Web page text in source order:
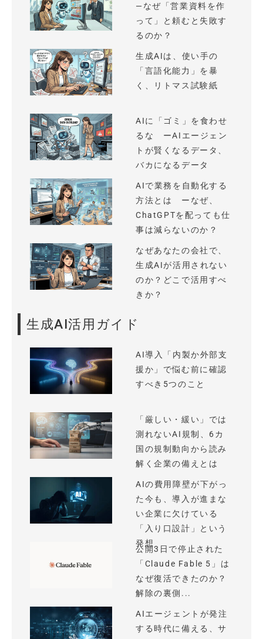
—なぜ「営業資料を作
って」と頼むと失敗す
るのか？
生成AIは、使い手の
「言語化能力」を暴
く、リトマス試験紙
AIに「ゴミ」を食わせ
るな ーAIエージェン
トが賢くなるデータ、
バカになるデータ
AIで業務を自動化する
方法とは ーなぜ、
ChatGPTを配っても仕
事は減らないのか？
なぜあなたの会社で、
生成AIが活用されない
のか？どこで活用すべ
きか？
生成AI活用ガイド
AI導入「内製か外部支
援か」で悩む前に確認
すべき5つのこと
「厳しい・緩い」では
測れないAI規制、6カ
国の規制動向から読み
解く企業の備えとは
AIの費用障壁が下がっ
た今も、導入が進まな
い企業に欠けている
「入り口設計」という
発想
公開3日で停止された
「Claude Fable 5」は
なぜ復活できたのか？
解除の裏側...
AIエージェントが発注
する時代に備える、サ